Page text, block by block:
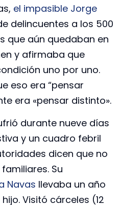
el impasible Jorge
delincuentes a los 500
que aún quedaban en
y afirmaba que
uno por uno.
eso era “pensar
era «pensar distinto».
durante nueve días
y un cuadro febril
dicen que no
Su
Navas llevaba un año
Visitó cárceles (12